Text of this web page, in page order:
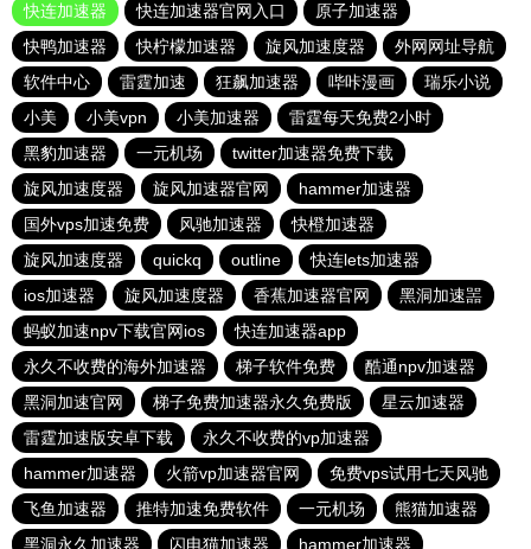
快连加速器
快连加速器官网入口
原子加速器
快鸭加速器
快柠檬加速器 旋风加速度器
外网网址导航
软件中心
雷霆加速 狂飙加速器 哔咔漫画
瑞乐小说
小美
小美vpn 小美加速器
雷霆每天免费2小时
黑豹加速器
一元机场
twitter加速器免费下载
旋风加速度器
旋风加速器官网
hammer加速器
国外vps加速免费
风驰加速器
快橙加速器
旋风加速度器
quickq outline
快连lets加速器
ios加速器
旋风加速度器 香蕉加速器官网
黑洞加速噐
蚂蚁加速npv下载官网ios
快连加速器app
永久不收费的海外加速器
梯子软件免费
酷通npv加速器
黑洞加速官网
梯子免费加速器永久免费版
星云加速器
雷霆加速版安卓下载
永久不收费的vp加速器
hammer加速器
火箭vp加速器官网
免费vps试用七天风驰
飞鱼加速器
推特加速免费软件 一元机场
熊猫加速器
黑洞永久加速器
闪电猫加速器 hammer加速器